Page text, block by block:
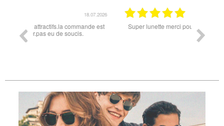
06.07.2026
Super lunette merci pour les lunettes pour l'éclipse